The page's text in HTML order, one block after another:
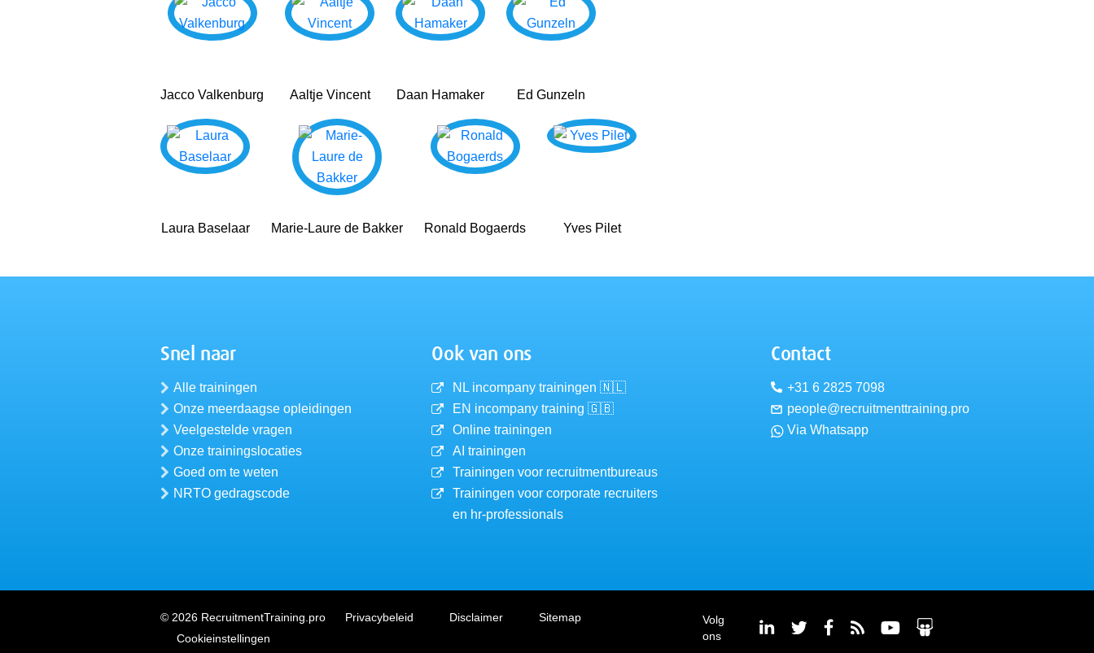
Jacco Valkenburg Aaltje Vincent Daan Hamaker Ed Gunzeln
Laura Baselaar Marie-Laure de Bakker Ronald Bogaerds Yves Pilet
Snel naar
Alle trainingen
Onze meerdaagse opleidingen
Veelgestelde vragen
Onze trainingslocaties
Goed om te weten
NRTO gedragscode
Ook van ons
NL incompany trainingen 🇳🇱
EN incompany training 🇬🇧
Online trainingen
AI trainingen
Trainingen voor recruitmentbureaus
Trainingen voor corporate recruiters
en hr-professionals
Contact
+31 6 2825 7098
people@recruitmenttraining.pro
Via Whatsapp
© 2026 RecruitmentTraining.pro Privacybeleid Disclaimer
Sitemap
Cookieinstellingen
Volg
ons